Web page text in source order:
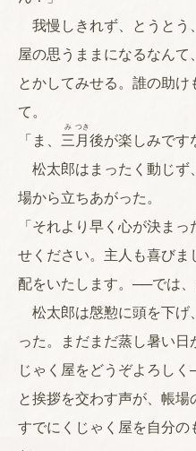
我慢しきれず、とうとう
屋の思うままになるなん
とかしてみせる。誰の助
て。
「ま、 三
み
月
つき
後が楽しみです
松太郎はまったく動じず
場から立ちあがった。
「それより早く心が決ま
せください。主人も喜び
配をいたします。──では、
松太郎は慇懃に頭を下げ
った。まだまだ蒸し暑い日
じゃく屋をどうぞよろし
と挨拶を交わす声が、帳場
すでにくじゃく屋を自分